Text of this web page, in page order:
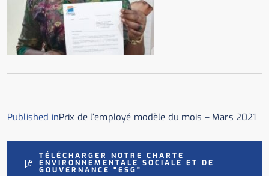
Published inPrix de l’employé modèle du mois – Mars 2021
TÉLÉCHARGER NOTRE CHARTE
ENVIRONNEMENTALE SOCIALE ET DE
GOUVERNANCE "ESG"